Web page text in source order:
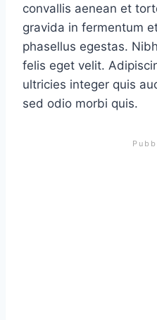
convallis aenean et
gravida in fermentum
phasellus egestas.
felis eget velit.
ultricies integer quis
sed odio morbi quis.